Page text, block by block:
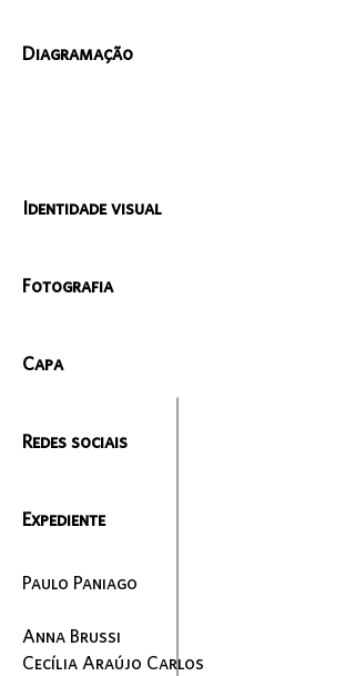
Diagramação
Identidade visual
Fotografia
Capa
Redes sociais
Expediente
Paulo Paniago
Anna Brussi
Cecília Araújo Carlos